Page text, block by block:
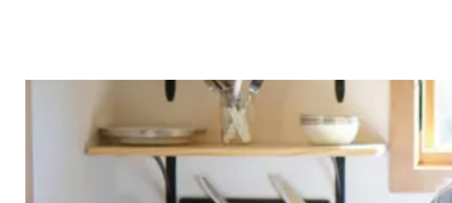
POPULAIR PRODUCT: "STRAFSTE ACTIE VAN
AFGELOPEN JAAR!"